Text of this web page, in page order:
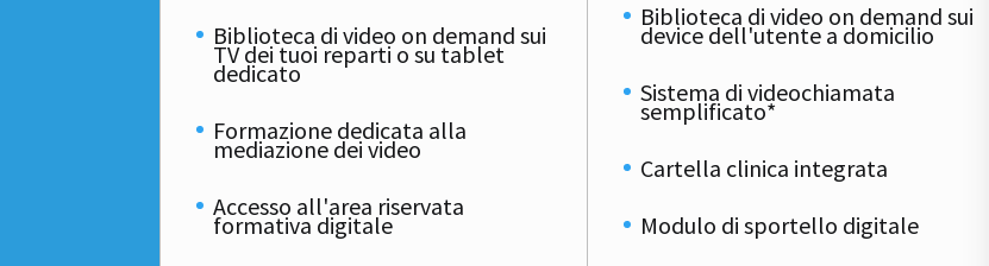
Biblioteca di video on demand sui
TV dei tuoi reparti o su tablet
dedicato
Formazione dedicata alla
mediazione dei video
Accesso all'area riservata
formativa digitale
Biblioteca di video on demand sui
device dell'utente a domicilio
Sistema di videochiamata
semplificato*
Cartella clinica integrata
Modulo di sportello digitale